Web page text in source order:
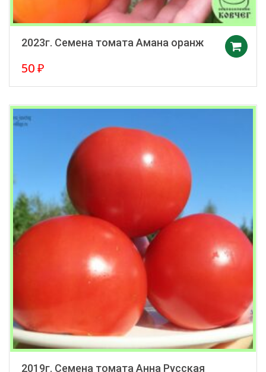
2023г. Семена томата Амана оранж
50₽
2019г. Семена томата Анна Русская